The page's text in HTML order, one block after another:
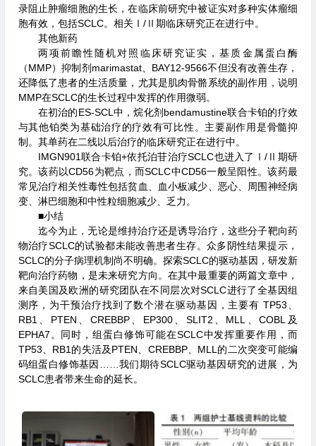
录阻止肿瘤细胞的生长，在临床前研究中被证实对多种实体瘤细
胞有效，包括SCLC。相关Ⅰ/Ⅱ期临床研究正在进行中。
其他新药
两项前瞻性随机对照临床研究证实，基质金属蛋白酶
（MMP）抑制剂marimastat、BAY12-9566不但没有改善生存，
还降低了患者的生活质量，尤其是肌肉骨骼系统的副作用，说明
MMP在SCLC的生长过程中发挥的作用微弱。
在初治的ES-SCL中，烷化剂bendamustine联合卡铂的疗效
与其他铂类为基础治疗的疗效有可比性。主要副作用是骨髓抑
制。其单药在二线以后治疗的临床研究正在进行中。
IMGN901联合卡铂+依托泊苷治疗SCLC也进入了Ⅰ/Ⅱ期研
究。该药以CD56为靶点，而SCLC中CD56一般呈阳性。该药最
常见治疗相关性毒性包括贫血、血小板减少、恶心、周围神经病
变、淋巴细胞和中性粒细胞减少、乏力。
■小结
迄今为止，无论是维持治疗还是诱导治疗，这些分子靶向药
物治疗SCLC的试验都未能改善患者生存。众多阴性结果提示，
SCLC的分子病理机制尚不明确。探索SCLC的驱动基因，研发新
靶向治疗药物，是未来研究方向。在其中最重要的两篇文章中，
来自美国及欧洲的研究团队在不同层次对SCLC进行了全基因组
测序，为干预治疗找到了数个潜在驱动基因，主要有 TP53、
RB1、PTEN、CREBBP、EP300、SLIT2、MLL、COBL及
EPHA7。同时，组蛋白修饰可能在SCLC中发挥重要作用，而
TP53、RB1的失活及PTEN、CREBBP、MLL的二次突变可能编
码组蛋白修饰基因……我们期待SCLC驱动基因研究的进展，为
SCLC患者带来生命的延长。